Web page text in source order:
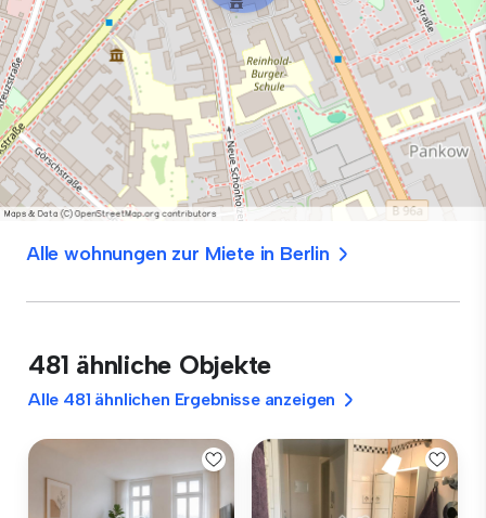
Alle wohnungen zur Miete in Berlin
481 ähnliche Objekte
Alle 481 ähnlichen Ergebnisse anzeigen